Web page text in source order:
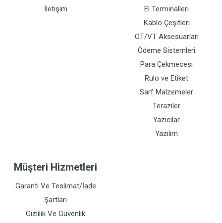
İletişim
El Terminalleri
Kablo Çeşitleri
OT/VT Aksesuarları
Ödeme Sistemleri
Para Çekmecesi
Rulo ve Etiket
Sarf Malzemeler
Teraziler
Yazıcılar
Yazılım
Müşteri Hizmetleri
Garanti Ve Teslimat/İade
Şartları
Gizlilik Ve Güvenlik